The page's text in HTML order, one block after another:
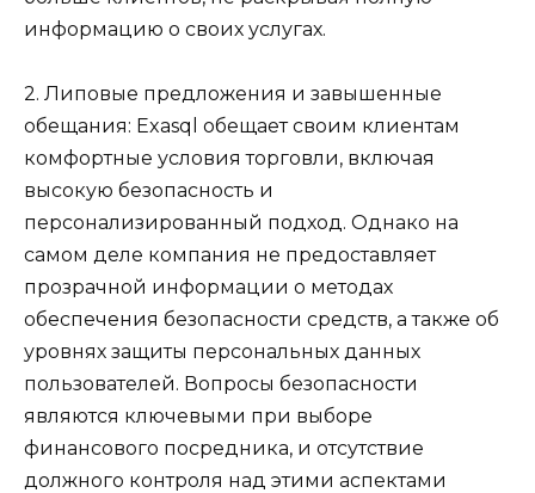
информацию о своих услугах.
2. Липовые предложения и завышенные
обещания: Exasql обещает своим клиентам
комфортные условия торговли, включая
высокую безопасность и
персонализированный подход. Однако на
самом деле компания не предоставляет
прозрачной информации о методах
обеспечения безопасности средств, а также об
уровнях защиты персональных данных
пользователей. Вопросы безопасности
являются ключевыми при выборе
финансового посредника, и отсутствие
должного контроля над этими аспектами